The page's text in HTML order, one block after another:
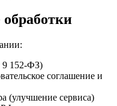
обработки
9 152-ФЗ)
соглашение и
(улучшение сервиса)